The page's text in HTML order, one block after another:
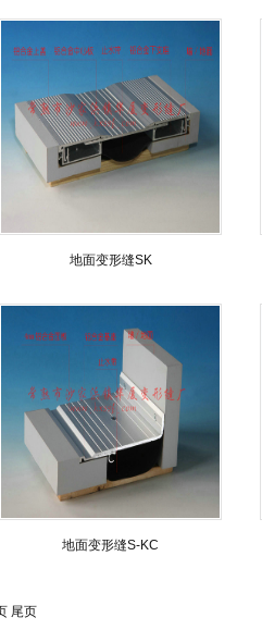
地面变形缝SK
地面变形缝S-KC
尾页